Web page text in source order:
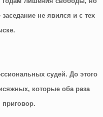
не явился и с тех
судей. До этого
которые оба раза